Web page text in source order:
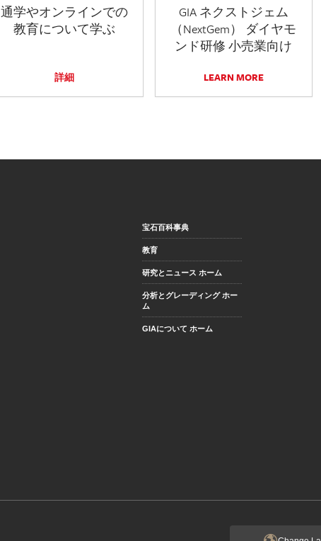
通学やオンラインでの
教育について学ぶ
詳細
GIA ネクストジェム
（NextGem） ダイヤモ
ンド研修 小売業向け
LEARN MORE
宝石百科事典
教育
研究とニュース ホーム
分析とグレーディング ホー
ム
GIAについて ホーム